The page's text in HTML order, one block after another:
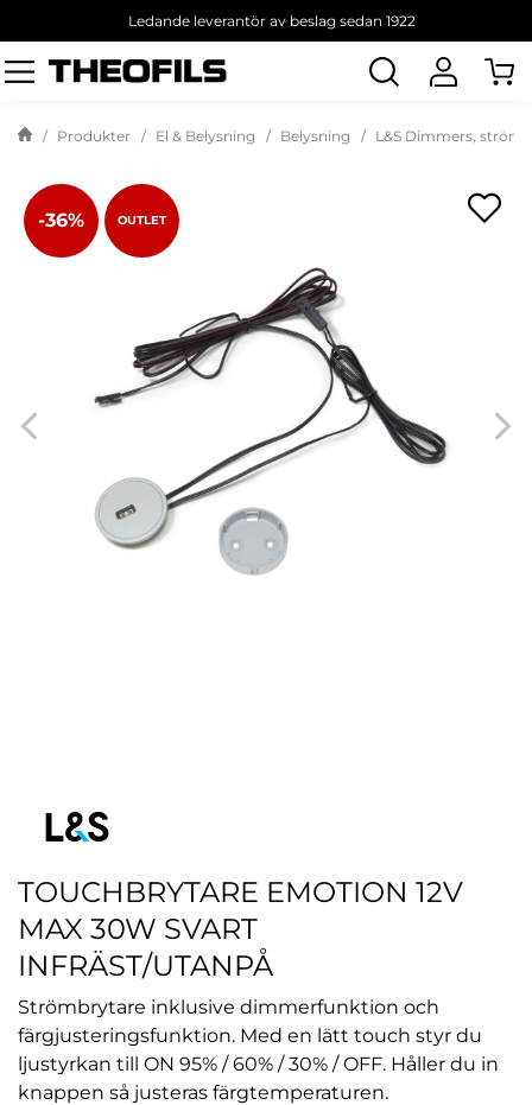
Ledande leverantör av beslag sedan 1922
Sök
produkt
Produkter El & Belysning Belysning L&S Dimmers,
-36% OUTLET
TOUCHBRYTARE EMOTION 12V
MAX 30W SVART
INFRÄST/UTANPÅ
Strömbrytare inklusive dimmerfunktion och
färgjusteringsfunktion. Med en lätt touch styr du
ljustyrkan till ON 95% / 60% / 30% / OFF. Håller du in
knappen så justeras färgtemperaturen.